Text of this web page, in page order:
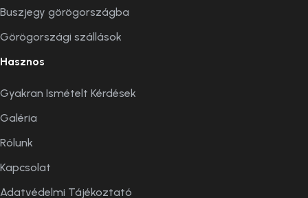
Buszjegy görögországba
Görögországi szállások
Hasznos
Gyakran Ismételt Kérdések
Galéria
Rólunk
Kapcsolat
Adatvédelmi Tájékoztató